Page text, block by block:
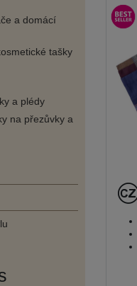
a domácí
tašky
a plédy
na přezůvky a